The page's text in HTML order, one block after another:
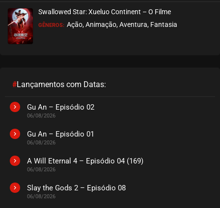
Swallowed Star: Xueluo Continent – O Filme
GÊNEROS: Ação, Animação, Aventura, Fantasia
#Lançamentos com Datas:
Gu An – Episódio 02
06/08/2026
Gu An – Episódio 01
06/08/2026
A Will Eternal 4 – Episódio 04 (169)
06/08/2026
Slay the Gods 2 – Episódio 08
06/08/2026